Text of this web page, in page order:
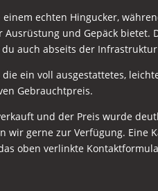
echten Hingucker,
und Gepäck bietet.
auch abseits der
ein voll ausgestattetes,
Gebrauchtpreis.
und der Preis wurde
gerne zur Verfügung. Eine
oben verlinkte